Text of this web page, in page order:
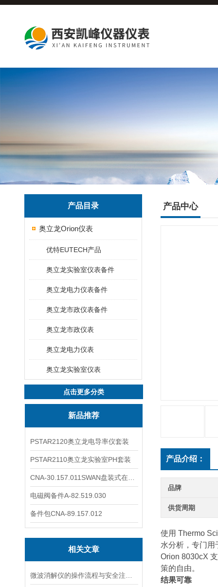
产品目录
奥立龙Orion仪表
优特EUTECH产品
奥立龙实验室仪表备件
奥立龙电力仪表备件
奥立龙市政仪表备件
奥立龙市政仪表
奥立龙电力仪表
奥立龙实验室仪表
点击更多分类
新品推荐
PSTAR2120奥立龙电导率仪套装
PSTAR2110奥立龙实验室PH套装
电磁阀备件A-82.519.030
备件包CNA-89.157.012
相关文章
产品中心
产品介绍：
品牌
供货周期
使用 Thermo
水分析，专门
Orion 8030cX
策的自由。
结果可靠